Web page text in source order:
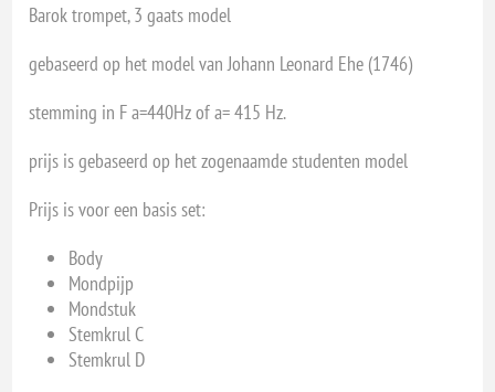
Barok trompet, 3 gaats model
gebaseerd op het model van Johann Leonard Ehe (1746)
stemming in F a=440Hz of a= 415 Hz.
prijs is gebaseerd op het zogenaamde studenten model
Prijs is voor een basis set:
Body
Mondpijp
Mondstuk
Stemkrul C
Stemkrul D